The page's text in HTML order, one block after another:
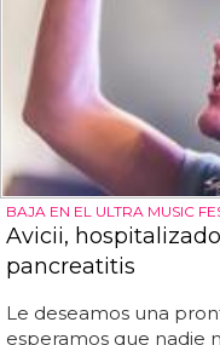
BAJA EN EL ULTRA MUSIC
Avicii,
pancreatitis
Le deseamos una
esperamos que nadie